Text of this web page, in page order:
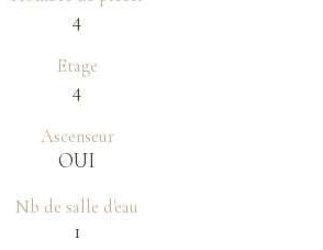
4
Etage
4
Ascenseur
OUI
Nb de salle d'eau
1